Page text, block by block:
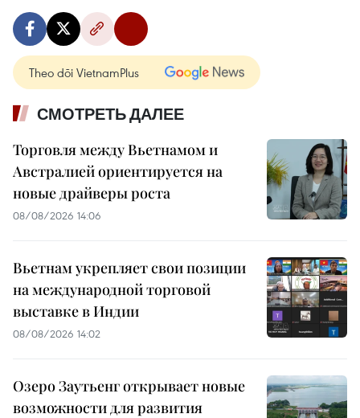
Theo dõi VietnamPlus
СМОТРЕТЬ ДАЛЕЕ
Торговля между Вьетнамом и
Австралией ориентируется на
новые драйверы роста
08/08/2026 14:06
Вьетнам укрепляет свои позиции
на международной торговой
выставке в Индии
08/08/2026 14:02
Озеро Заутьенг открывает новые
возможности для развития